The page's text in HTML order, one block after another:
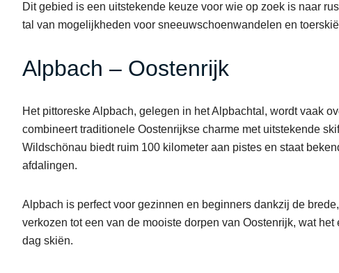
Dit gebied is een uitstekende keuze voor wie op zoek is naar
tal van mogelijkheden voor sneeuwschoenwandelen en
Alpbach – Oostenrijk
Het pittoreske Alpbach, gelegen in het Alpbachtal, wordt vaak
combineert traditionele Oostenrijkse charme met uitstekende
Wildschönau biedt ruim 100 kilometer aan pistes en staat
afdalingen.
Alpbach is perfect voor gezinnen en beginners dankzij de
verkozen tot een van de mooiste dorpen van Oostenrijk, wat
dag skiën.